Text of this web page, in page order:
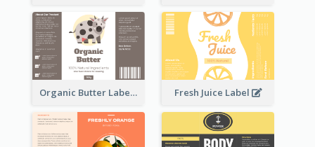
Organic Butter Label Fresh Juice Label